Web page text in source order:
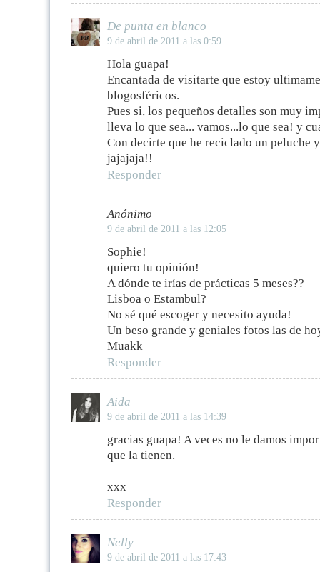
De punta en blanco
9 de abril de 2011 a las 0:59
Hola guapa!
Encantada de visitarte que estoy
blogosféricos.
Pues si, los pequeños detalles son muy
lleva lo que sea... vamos...lo que sea! y
Con decirte que he reciclado un peluche
jajajaja!!
Responder
Anónimo
9 de abril de 2011 a las 12:05
Sophie!
quiero tu opinión!
A dónde te irías de prácticas 5 meses??
Lisboa o Estambul?
No sé qué escoger y necesito ayuda!
Un beso grande y geniales fotos las de
Muakk
Responder
Aida
9 de abril de 2011 a las 14:39
gracias guapa! A veces no le damos
que la tienen.
xxx
Responder
Nelly
9 de abril de 2011 a las 17:43